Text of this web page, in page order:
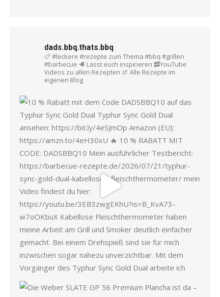
dads.bbq.thats.bbq
🍗 #leckere #rezepte zum Thema #bbq #grillen
#barbecue 🥩 Lasst euch inspirieren 🥓YouTube
Videos zu allen Rezepten 🍖 Alle Rezepte im
eigenen Blog